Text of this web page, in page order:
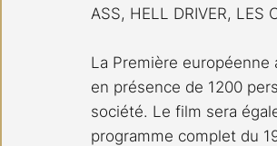
ASS, HELL DRIVER, LES
La Première
en présence de 1200
société. Le film sera
programme complet du